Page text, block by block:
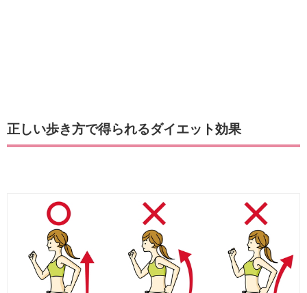
正しい歩き方で得られるダイエット効果